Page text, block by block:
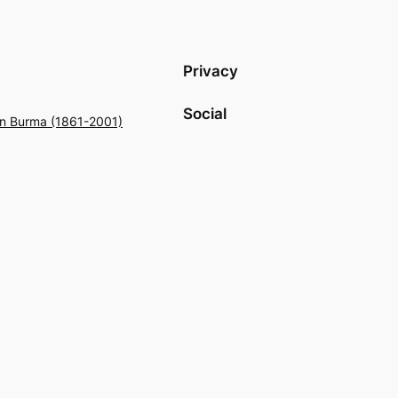
Burma (1861-2001)
Privacy
Social